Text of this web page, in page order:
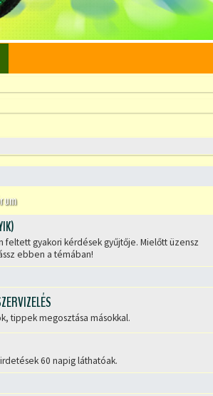
gyakori kérdések gyűjtője. Mielőtt üzensz
ebben a témában!
tippek megosztása másokkal.
60 napig láthatóak.